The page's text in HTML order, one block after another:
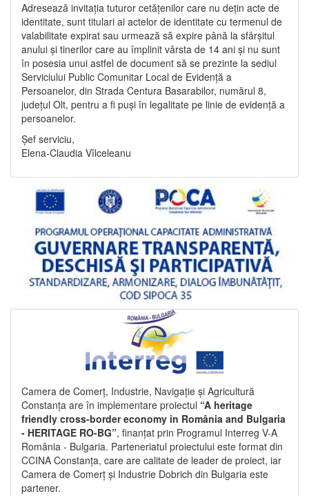
Adresează invitația tuturor cetățenilor care nu dețin acte de
identitate, sunt titulari ai actelor de identitate cu termenul de
valabilitate expirat sau urmează să expire până la sfârșitul
anului și tinerilor care au împlinit vârsta de 14 ani și nu sunt
în posesia unui astfel de document să se prezinte la sediul
Serviciului Public Comunitar Local de Evidență a
Persoanelor, din Strada Centura Basarabilor, numărul 8,
județul Olt, pentru a fi puși în legalitate pe linie de evidență a
persoanelor.
Șef serviciu,
Elena-Claudia Vîlceleanu
Camera de Comerț, Industrie, Navigație și Agricultură
Constanța are în implementare proiectul “A heritage
friendly cross-border economy in România and Bulgaria
- HERITAGE RO-BG”, finanțat prin Programul Interreg V-A
România - Bulgaria. Parteneriatul proiectului este format din
CCINA Constanța, care are calitate de leader de proiect, iar
Camera de Comerț și Industrie Dobrich din Bulgaria este
partener.